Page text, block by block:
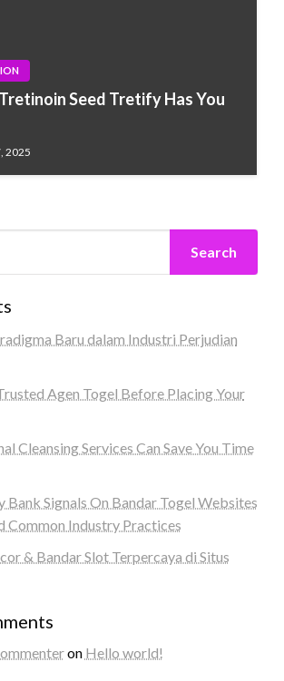
Seed Tretify Has You
2025
Search
Baru dalam Industri Perjudian
Agen Togel Before Placing Your
Cleansing Services Can Save You Time
Bank Signals On Bandar Togel Websites
Common Industry Practices
& Bandar Slot Terpercaya di Situs
on Hello world!